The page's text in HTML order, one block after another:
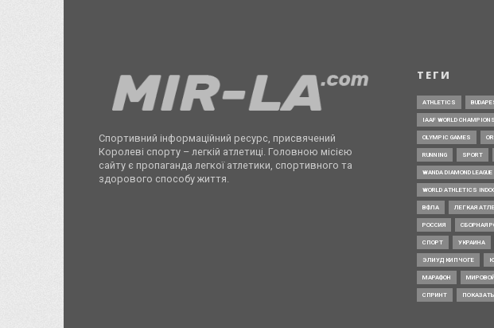
Спортивний інформаційний ресурс, присвячений
Королеві спорту – легкій атлетиці. Головною місією
сайту є пропаганда легкої атлетики, спортивного та
здорового способу життя.
ТЕГИ
ATHLETICS
IAAF WORLD
OLYMPIC GAMES
RUNNING SPORT
WANDA DIAMOND LEAGUE
WORLD ATHLETICS
ВФЛА ЛЕГКАЯ
РОССИЯ СБОРНАЯ
СПОРТ УКРАИНА
ЭЛИУД КИПЧОГЕ
МАРАФОН
СПРИНТ